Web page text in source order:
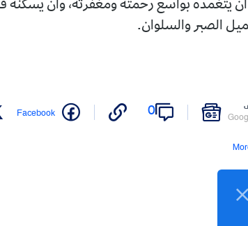
بواسع رحمته ومغفرته، وأن يسكنه فسيح
والسلوان.
0
Facebook
Twitter